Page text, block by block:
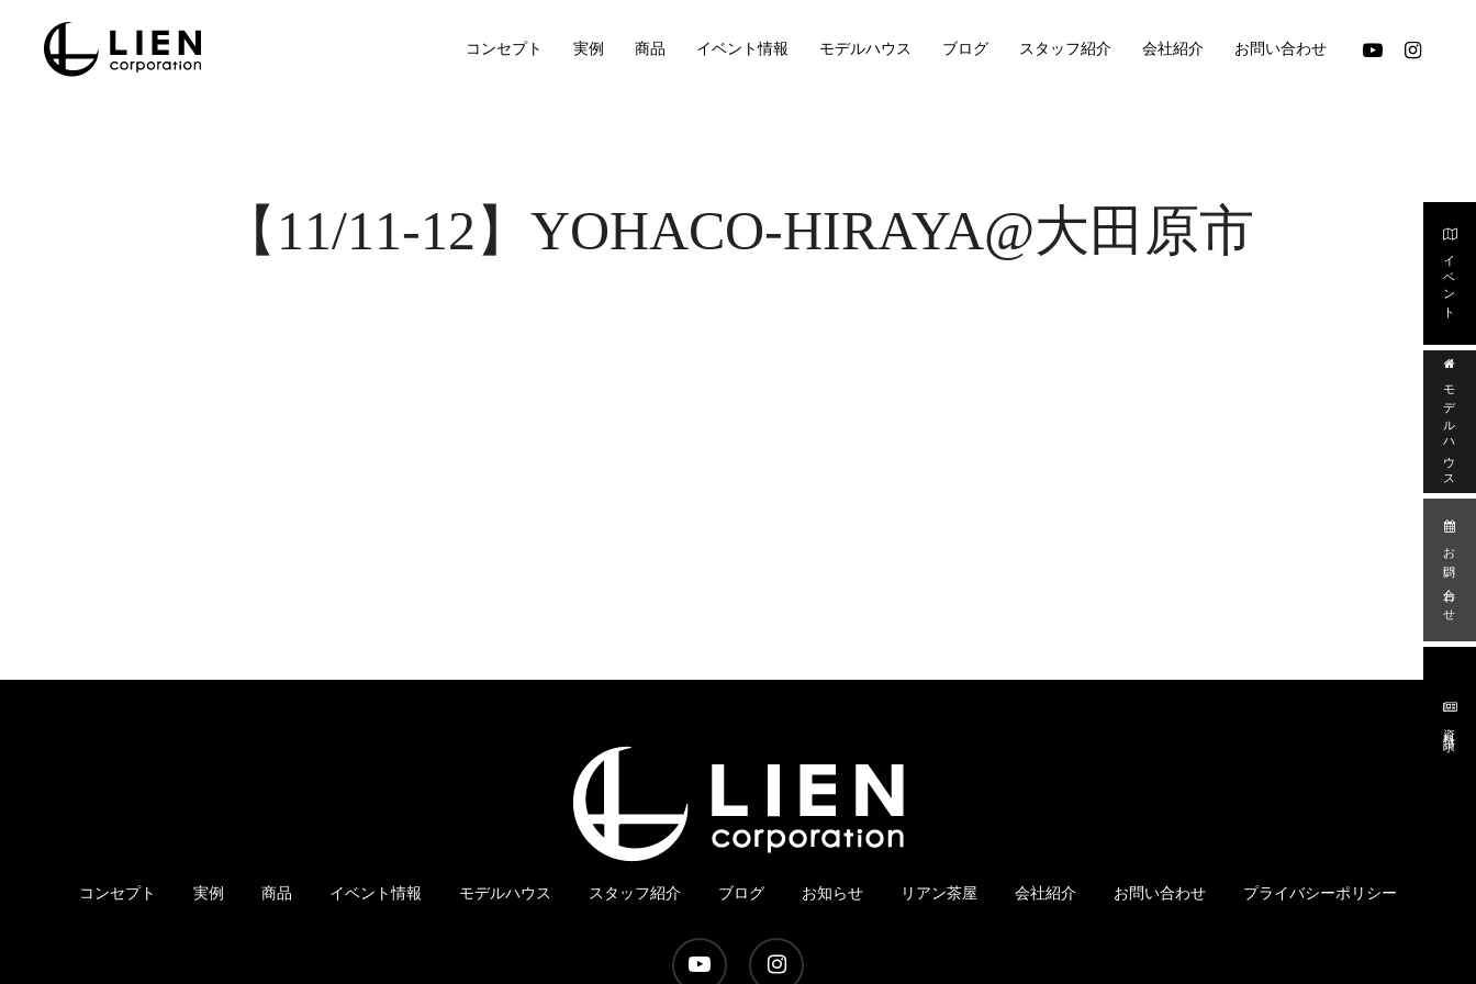
コンセプト 実例 商品 イベント情報 モデルハウス ブログ スタッフ紹介 会社紹介 お問い合わせ youtube instagram
イベント
モデルハウス
お問い合わせ
資料請求
【11/11-12】YOHACO-HIRAYA@大田原市
コンセプト 実例 商品 イベント情報 モデルハウス スタッフ紹介 ブログ お知らせ リアン茶屋 会社紹介 お問い合わせ プライバシーポリシー
youtube instagram